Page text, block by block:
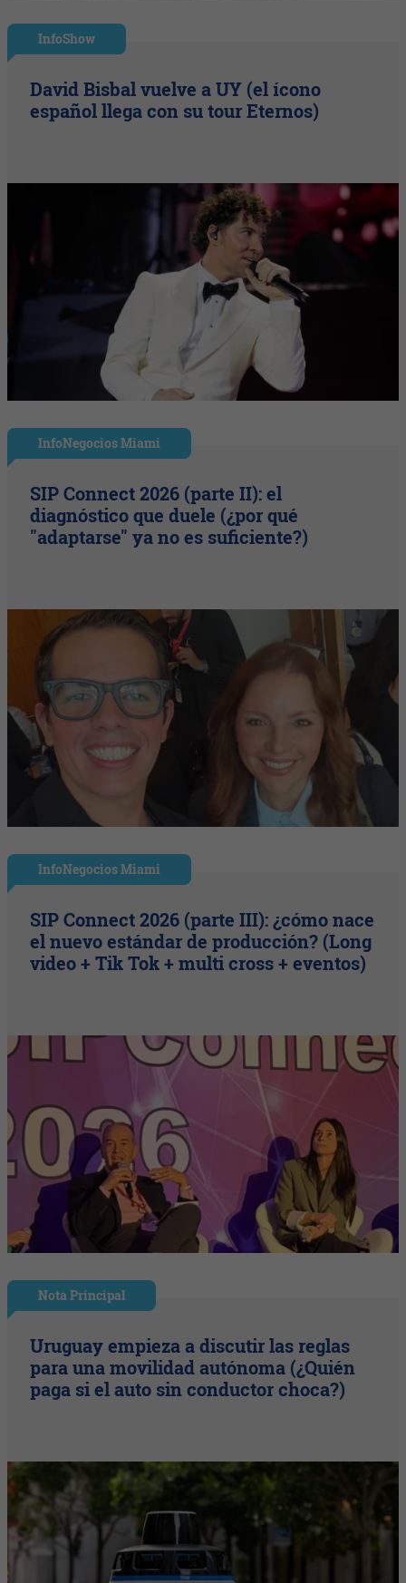
InfoShow
David Bisbal vuelve a UY (el ícono
español llega con su tour Eternos)
InfoNegocios Miami
SIP Connect 2026 (parte II): el
diagnóstico que duele (¿por qué
"adaptarse" ya no es suficiente?)
InfoNegocios Miami
SIP Connect 2026 (parte III): ¿cómo nace
el nuevo estándar de producción? (Long
video + Tik Tok + multi cross + eventos)
Nota Principal
Uruguay empieza a discutir las reglas
para una movilidad autónoma (¿Quién
paga si el auto sin conductor choca?)